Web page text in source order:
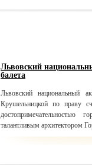
Львовский
балета
Львовский национальный
Крушельницкой по праву
достопримечательностью
талантливым архитектором